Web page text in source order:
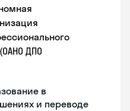
ДПО
в
и переводе